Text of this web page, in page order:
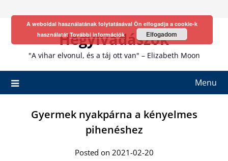
Hegyivadászok
"A vihar elvonul, és a táj ott van" – Elizabeth Moon
Menu
Gyermek nyakpárna a kényelmes
pihenéshez
Posted on 2021-02-20
A weboldal használatának folytatásával Ön elfogadja a cookie-k
használatátTovábbi információk Elfogadom